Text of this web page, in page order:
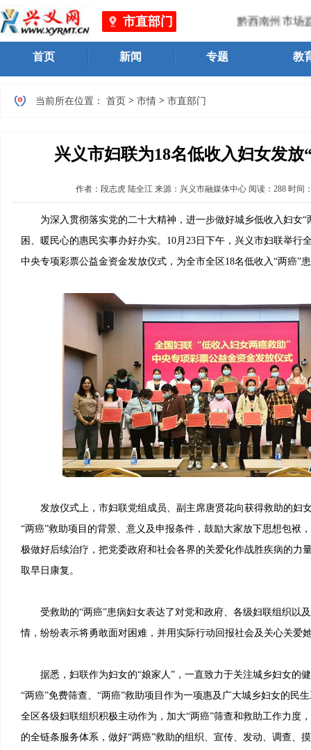
市直部门 黔西南州市场
首页 新闻 专题 教
当前所在位置： 首页 > 市情 > 市直部门
兴义市妇联为18名低收入妇女发放
作者： 段志虎 陆全江 来源：兴义市融媒体中心 阅读： 288 时间
为深入贯彻落实党的二十大精神，进一步做好城乡低收入妇女“
困、暖民心的惠民实事办好办实。10月23日下午，兴义市妇联举行
中央专项彩票公益金资金发放仪式，为全市全区18名低收入“两癌”
发放仪式上，市妇联党组成员、副主席唐贤花向获得救助的妇
“两癌”救助项目的背景、意义及申报条件，鼓励大家放下思想包袱
极做好后续治疗，把党委政府和社会各界的关爱化作战胜疾病的力
取早日康复。
受救助的“两癌”患病妇女表达了对党和政府、各级妇联组织以
情，纷纷表示将勇敢面对困难，并用实际行动回报社会及关心关爱
据悉，妇联作为妇女的“娘家人”，一直致力于关注城乡妇女的
“两癌”免费筛查、“两癌”救助项目作为一项惠及广大城乡妇女的民
全区各级妇联组织积极主动作为，加大“两癌”筛查和救助工作力度
的全链条服务体系，做好“两癌”救助的组织、宣传、发动、调查、